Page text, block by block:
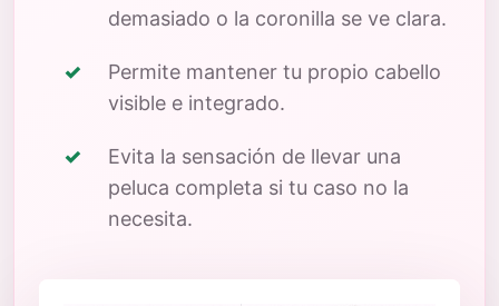
demasiado o la coronilla se ve clara.
Permite mantener tu propio cabello
visible e integrado.
Evita la sensación de llevar una
peluca completa si tu caso no la
necesita.